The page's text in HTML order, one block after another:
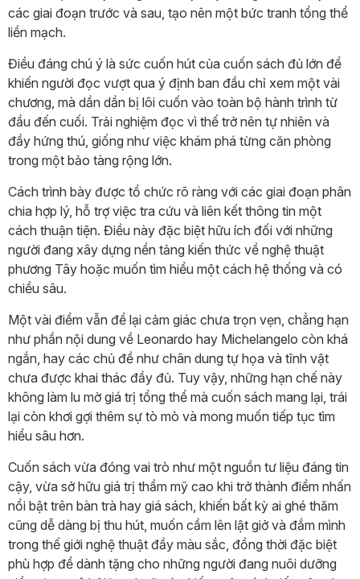
các giai đoạn trước và sau, tạo nên một bức tranh tổng thể
liền mạch.
Điều đáng chú ý là sức cuốn hút của cuốn sách đủ lớn để
khiến người đọc vượt qua ý định ban đầu chỉ xem một vài
chương, mà dần dần bị lôi cuốn vào toàn bộ hành trình từ
đầu đến cuối. Trải nghiệm đọc vì thế trở nên tự nhiên và
đầy hứng thú, giống như việc khám phá từng căn phòng
trong một bảo tàng rộng lớn.
Cách trình bày được tổ chức rõ ràng với các giai đoạn phân
chia hợp lý, hỗ trợ việc tra cứu và liên kết thông tin một
cách thuận tiện. Điều này đặc biệt hữu ích đối với những
người đang xây dựng nền tảng kiến thức về nghệ thuật
phương Tây hoặc muốn tìm hiểu một cách hệ thống và có
chiều sâu.
Một vài điểm vẫn để lại cảm giác chưa trọn vẹn, chẳng hạn
như phần nội dung về Leonardo hay Michelangelo còn khá
ngắn, hay các chủ đề như chân dung tự họa và tĩnh vật
chưa được khai thác đầy đủ. Tuy vậy, những hạn chế này
không làm lu mờ giá trị tổng thể mà cuốn sách mang lại, trái
lại còn khơi gợi thêm sự tò mò và mong muốn tiếp tục tìm
hiểu sâu hơn.
Cuốn sách vừa đóng vai trò như một nguồn tư liệu đáng tin
cậy, vừa sở hữu giá trị thẩm mỹ cao khi trở thành điểm nhấn
nổi bật trên bàn trà hay giá sách, khiến bất kỳ ai ghé thăm
cũng dễ dàng bị thu hút, muốn cầm lên lật giở và đắm mình
trong thế giới nghệ thuật đầy màu sắc, đồng thời đặc biệt
phù hợp để dành tặng cho những người đang nuôi dưỡng